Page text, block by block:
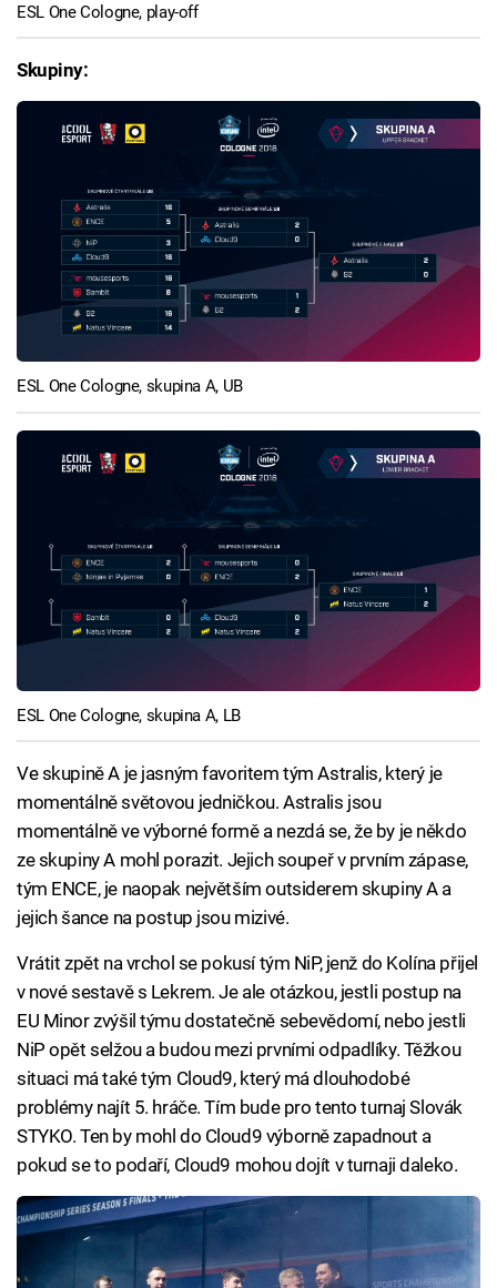
ESL One Cologne, play-off
Skupiny:
ESL One Cologne, skupina A, UB
ESL One Cologne, skupina A, LB
Ve skupině A je jasným favoritem tým Astralis, který je
momentálně světovou jedničkou. Astralis jsou
momentálně ve výborné formě a nezdá se, že by je někdo
ze skupiny A mohl porazit. Jejich soupeř v prvním zápase,
tým ENCE, je naopak největším outsiderem skupiny A a
jejich šance na postup jsou mizivé.
Vrátit zpět na vrchol se pokusí tým NiP, jenž do Kolína přijel
v nové sestavě s Lekrem. Je ale otázkou, jestli postup na
EU Minor zvýšil týmu dostatečně sebevědomí, nebo jestli
NiP opět selžou a budou mezi prvními odpadlíky. Těžkou
situaci má také tým Cloud9, který má dlouhodobé
problémy najít 5. hráče. Tím bude pro tento turnaj Slovák
STYKO. Ten by mohl do Cloud9 výborně zapadnout a
pokud se to podaří, Cloud9 mohou dojít v turnaji daleko.